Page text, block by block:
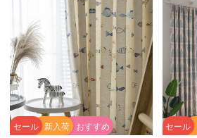
おすすめ
新入荷
セール セール